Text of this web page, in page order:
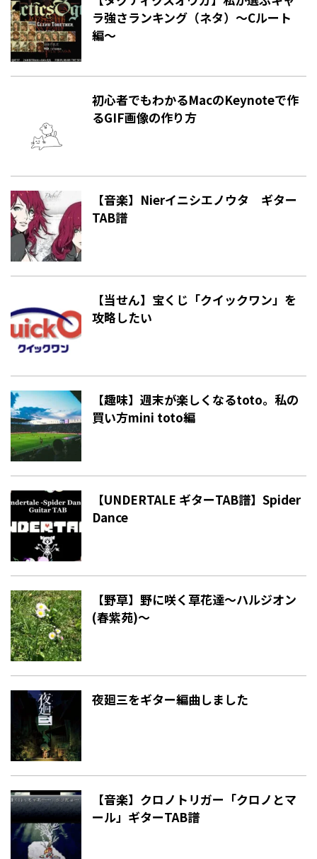
ラ強さランキング（ネタ）〜Cルート
編〜
初心者でもわかるMacのKeynoteで作
るGIF画像の作り方
【音楽】Nierイニシエノウタ ギター
TAB譜
【当せん】宝くじ「クイックワン」を
攻略したい
【趣味】週末が楽しくなるtoto。私の
買い方mini toto編
【UNDERTALE ギターTAB譜】Spider
Dance
【野草】野に咲く草花達〜ハルジオン
(春紫苑)〜
夜廻三をギター編曲しました
【音楽】クロノトリガー「クロノとマ
ール」ギターTAB譜